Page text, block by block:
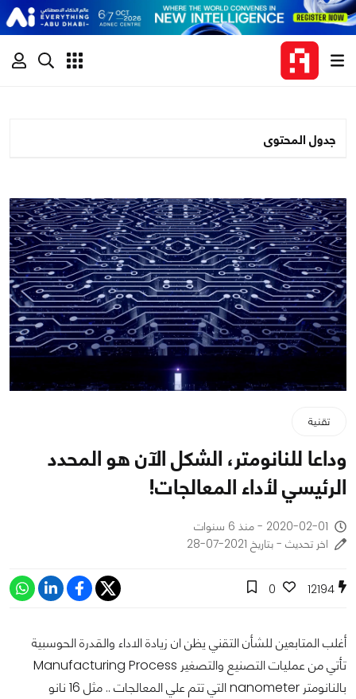
جدول المحتوى
تقنية
وداعا للنانومتر، الشكل الآن هو المحدد
الرئيسي لأداء المعالجات!
2020-02-01 - منذ 6 سنوات
اخر تحديث - بتاريخ 2021-07-28
12194
0
أغلب المتابعين للشأن التقني يظن ان زيادة الاداء والقدرة الحوسبية
تأتي من عمليات التصنيع والتصغير Manufacturing Process
بالنانومتر nanometer التي تتم علي المعالجات .. مثل 16 نانو